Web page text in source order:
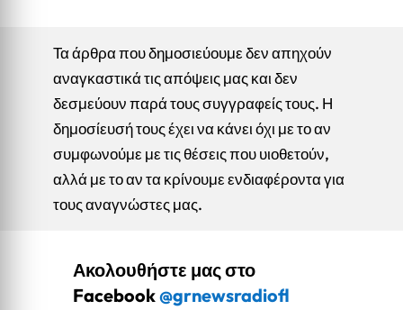
Τα άρθρα που δημοσιεύουμε δεν απηχούν
αναγκαστικά τις απόψεις μας και δεν
δεσμεύουν παρά τους συγγραφείς τους. Η
δημοσίευσή τους έχει να κάνει όχι με το αν
συμφωνούμε με τις θέσεις που υιοθετούν,
αλλά με το αν τα κρίνουμε ενδιαφέροντα για
τους αναγνώστες μας.
Ακολουθήστε μας στο
Facebook@grnewsradiofl